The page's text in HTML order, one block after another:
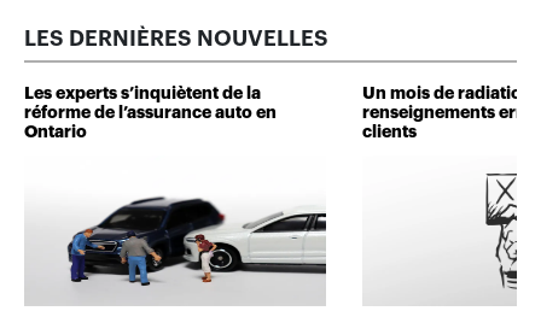
LES DERNIÈRES NOUVELLES
Les experts s’inquiètent de la
réforme de l’assurance auto en
Ontario
Un mois de radiation
renseignements
clients